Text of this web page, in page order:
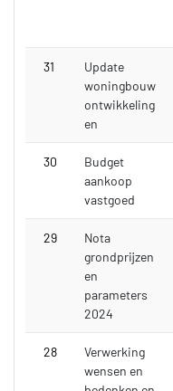
31
Update
woningbouw
ontwikkeling
en
30
Budget
aankoop
vastgoed
29
Nota
grondprijzen
en
parameters
2024
28
Verwerking
wensen en